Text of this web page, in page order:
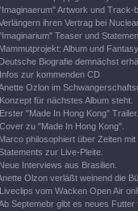
Artwork und Track-
ihren Vertrag bei
Teaser und
Mammutprojekt: Album und
Deutsche Biografie demnächst
Infos zur kommenden CD
Ozlon im
Konzept für nächstes Album steht.
Erster "Made In Hong Kong" Trailer.
Cover zu "Made In Hong Kong".
Marco philosophiert über Zeiten mit
zur Live-Pleite.
Neue Interviews aus Brasilien.
Olzon verläßt weinend die
Liveclips vom Wacken Open Air
Septemebr gibt es neues Futter